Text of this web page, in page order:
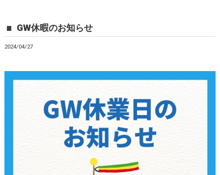
GW休暇のお知らせ
2024/04/27